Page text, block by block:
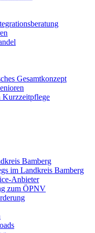
Gesamtkonzept
Kurzzeitpflege
Bamberg
im Landkreis Bamberg
Anbieter
zum ÖPNV